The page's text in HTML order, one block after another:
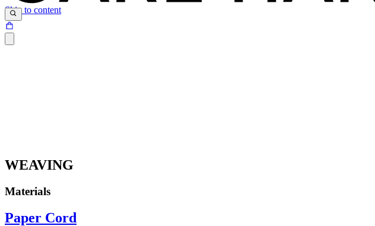
Skip to content
WEAVING
Materials
Paper Cord